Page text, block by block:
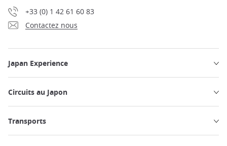
+33 (0) 1 42 61 60 83
Contactez nous
Japan Experience
Circuits au Japon
Transports